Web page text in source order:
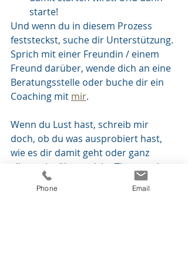
starte!
Und wenn du in diesem Prozess
feststeckst, suche dir Unterstützung.
Sprich mit einer Freundin / einem
Freund darüber, wende dich an eine
Beratungsstelle oder buche dir ein
Coaching mit mir.
Wenn du Lust hast, schreib mir
doch, ob du was ausprobiert hast,
wie es dir damit geht oder ganz
allgemein, über welche Themen du
gerne etwas lesen möchtest. Ich
freue mich immer über deine
Phone Email